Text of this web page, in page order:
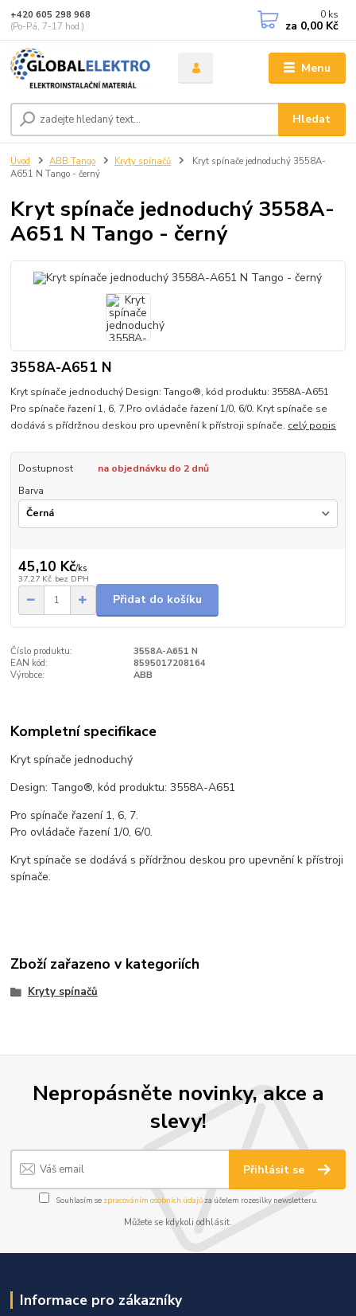
Menu
Hledat
+420 605 298 968
(Po-Pá, 7-17 hod.)
0 ks
za 0,00 Kč
Úvod ABB Tango Kryty spínačů
Kryt spínače jednoduchý 3558A-
A651 N Tango - černý
Kryt spínače jednoduchý 3558A-
A651 N Tango - černý
3558A-A651 N
Kryt spínače jednoduchý Design: Tango®, kód produktu: 3558A-A651
Pro spínače řazení 1, 6, 7.Pro ovládače řazení 1/0, 6/0. Kryt spínače se
dodává s přídržnou deskou pro upevnění k přístroji spínače. celý popis
Dostupnost
na objednávku do 2 dnů
Barva
45,10 Kč/ks
37,27 Kč bez DPH
Přidat do košíku
Číslo produktu:
3558A-A651 N
EAN kód:
8595017208164
Výrobce:
ABB
Kompletní specifikace
Kryt spínače jednoduchý
Design: Tango®, kód produktu: 3558A-A651
Pro spínače řazení 1, 6, 7.
Pro ovládače řazení 1/0, 6/0.
Kryt spínače se dodává s přídržnou deskou pro upevnění k přístroji
spínače.
Zboží zařazeno v kategoriích
Kryty spínačů
Nepropásněte novinky, akce a
slevy!
Přihlásit se
Souhlasím se zpracováním osobních údajůza účelem rozesílky newsletteru.
Můžete se kdykoli odhlásit.
Informace pro zákazníky